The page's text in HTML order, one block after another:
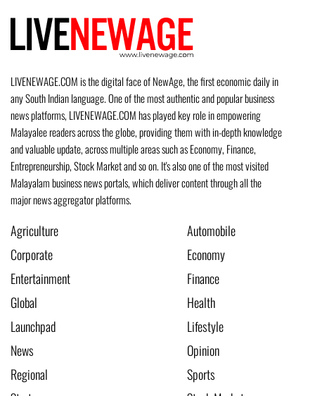
LIVENEWAGE.COM is the digital face of NewAge, the first economic daily in
any South Indian language. One of the most authentic and popular business
news platforms, LIVENEWAGE.COM has played key role in empowering
Malayalee readers across the globe, providing them with in-depth knowledge
and valuable update, across multiple areas such as Economy, Finance,
Entrepreneurship, Stock Market and so on. It's also one of the most visited
Malayalam business news portals, which deliver content through all the
major news aggregator platforms.
Agriculture
Automobile
Corporate
Economy
Entertainment
Finance
Global
Health
Launchpad
Lifestyle
News
Opinion
Regional
Sports